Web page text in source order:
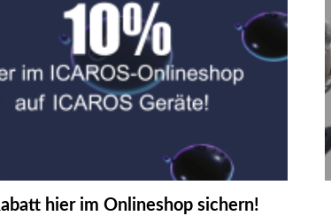
hier im Onlineshop sichern!